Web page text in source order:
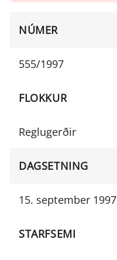
NÚMER
555/1997
FLOKKUR
Reglugerðir
DAGSETNING
15. september 1997
STARFSEMI